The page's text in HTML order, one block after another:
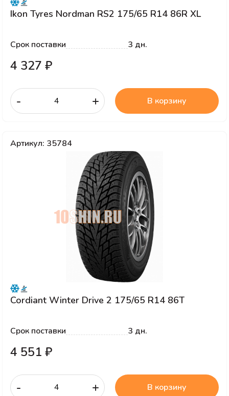
Ikon Tyres Nordman RS2 175/65 R14 86R XL
Срок поставки 3 дн.
4 327 ₽
- + В корзину
Артикул: 35784
Cordiant Winter Drive 2 175/65 R14 86T
Срок поставки 3 дн.
4 551 ₽
- + В корзину